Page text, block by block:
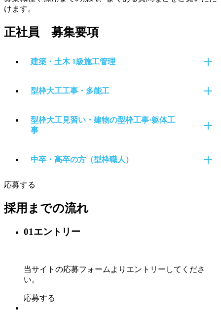
けます。
正社員 募集要項
建築・土木 1級施工管理
型枠大工工事・多能工
型枠大工見習い・建物の型枠工事·躯体工
事
中卒・高卒の方（型枠職人）
応募する
採用までの流れ
01エントリー
当サイトの応募フォームより エントリーしてくださ
い。
応募する